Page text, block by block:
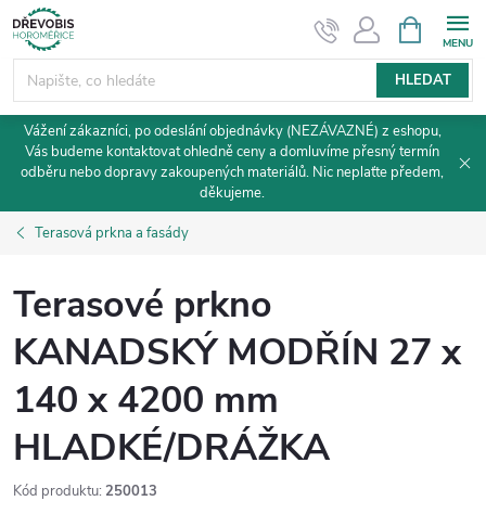
Přejít
na
obsah
HLEDAT
NÁKUPNÍ
KOŠÍK
Vážení zákazníci, po odeslání objednávky (NEZÁVAZNÉ) z eshopu,
Vás budeme kontaktovat ohledně ceny a domluvíme přesný termín
odběru nebo dopravy zakoupených materiálů. Nic neplaťte předem,
děkujeme.
Terasová prkna a fasády
Terasové prkno
KANADSKÝ MODŘÍN 27 x
140 x 4200 mm
HLADKÉ/DRÁŽKA
Kód produktu: 250013